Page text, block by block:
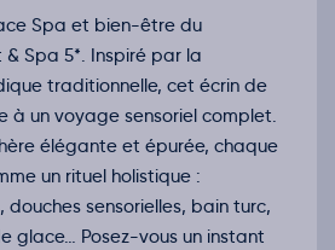
Spa et bien-être du
& Spa 5*. Inspiré par la
traditionnelle, cet écrin de
à un voyage sensoriel complet.
élégante et épurée, chaque
un rituel holistique :
douches sensorielles, bain turc,
glace… Posez-vous un instant